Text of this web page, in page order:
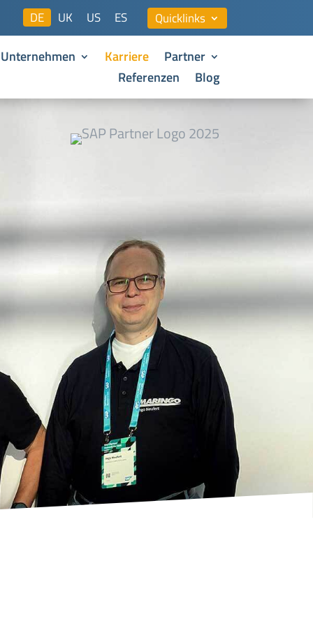
Quicklinks
DE UK US ES
Unternehmen Karriere
Partner
Referenzen
Blog